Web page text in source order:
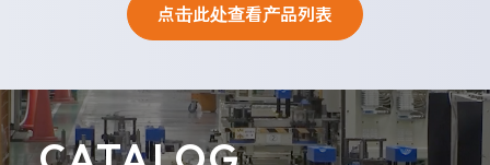
点击此处查看产品列表